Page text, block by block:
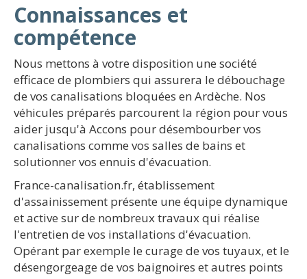
Connaissances et
compétence
Nous mettons à votre disposition une société
efficace de plombiers qui assurera le débouchage
de vos canalisations bloquées en Ardèche. Nos
véhicules préparés parcourent la région pour vous
aider jusqu'à Accons pour désembourber vos
canalisations comme vos salles de bains et
solutionner vos ennuis d'évacuation.
France-canalisation.fr, établissement
d'assainissement présente une équipe dynamique
et active sur de nombreux travaux qui réalise
l'entretien de vos installations d'évacuation.
Opérant par exemple le curage de vos tuyaux, et le
désengorgeage de vos baignoires et autres points